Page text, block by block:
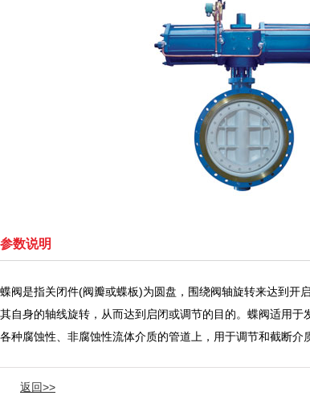
参数说明
蝶阀是指关闭件(阀瓣或蝶板)为圆盘，围绕阀轴旋转来达到开
其自身的轴线旋转，从而达到启闭或调节的目的。蝶阀适用
各种腐蚀性、非腐蚀性流体介质的管道上，用于调节和截断介
返回>>